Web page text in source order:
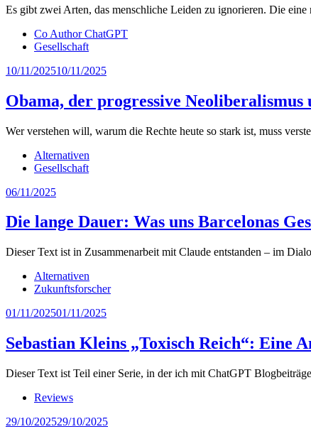
Es gibt zwei Arten, das menschliche Leiden zu ignorieren. Die
Co Author ChatGPT
Gesellschaft
10/11/202510/11/2025
Obama, der progressive
Wer verstehen will, warum die Rechte heute so stark ist, muss
Alternativen
Gesellschaft
06/11/2025
Die lange Dauer: Was uns Barcelonas
Dieser Text ist in Zusammenarbeit mit Claude entstanden – im
Alternativen
Zukunftsforscher
01/11/202501/11/2025
Sebastian Kleins „Toxisch Reich“: Eine
Dieser Text ist Teil einer Serie, in der ich mit ChatGPT
Reviews
29/10/202529/10/2025